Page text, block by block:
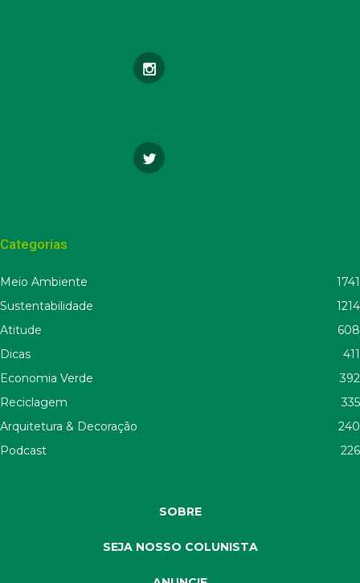
Categorias
Meio Ambiente
1741
Sustentabilidade
1214
Atitude
608
Dicas
411
Economia Verde
392
Reciclagem
335
Arquitetura & Decoração
240
Podcast
226
SOBRE
SEJA NOSSO COLUNISTA